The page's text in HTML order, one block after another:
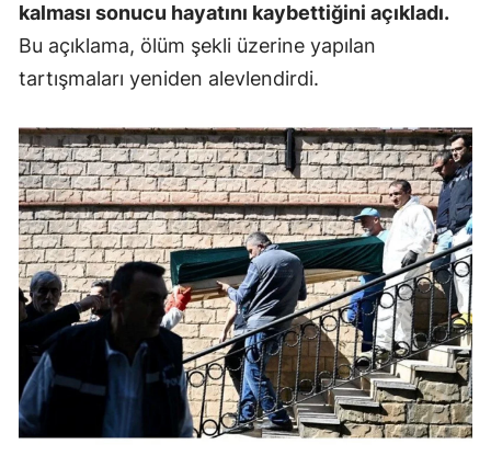
kalması sonucu hayatını kaybettiğini açıkladı.
Bu açıklama, ölüm şekli üzerine yapılan
tartışmaları yeniden alevlendirdi.